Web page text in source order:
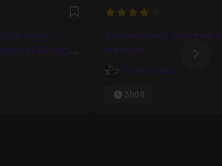
Favori
Figma :
et IA Figma
4
3 heures pour apprendre
Webflow
Olivier Krakus
3h08